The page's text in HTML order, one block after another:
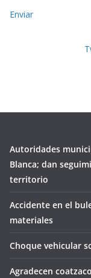
Enviar
Autoridades
Blanca; dan
territorio
Accidente en el
materiales
Choque vehicular
Agradecen